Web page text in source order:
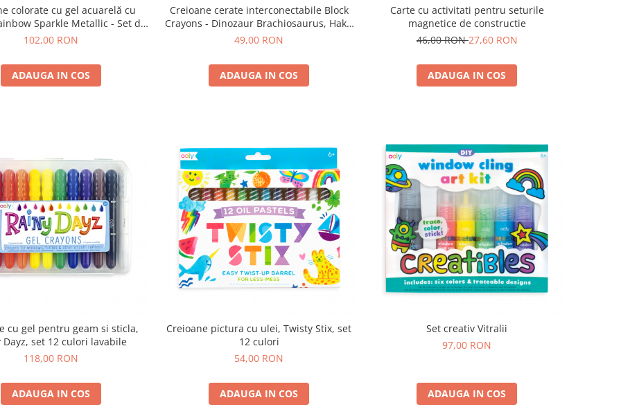
colorate cu gel acuarelă cu
Sparkle Metallic - Set de
12
102,00 RON
ADAUGA IN COS
Creioane cerate interconectabile Block
Crayons - Dinozaur Brachiosaurus, Haku
Yoka
49,00 RON
ADAUGA IN COS
Carte cu activitati pentru seturile
magnetice de constructie
46,00 RON27,60 RON
ADAUGA IN COS
cu gel pentru geam si sticla,
Dayz, set 12 culori lavabile
118,00 RON
ADAUGA IN COS
Creioane pictura cu ulei, Twisty Stix, set
12 culori
54,00 RON
ADAUGA IN COS
Set creativ Vitralii
97,00 RON
ADAUGA IN COS